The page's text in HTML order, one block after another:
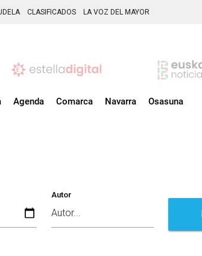
CLASIFICADOS LA VOZ DEL MAYOR
Agenda Comarca Navarra Osasuna
Autor